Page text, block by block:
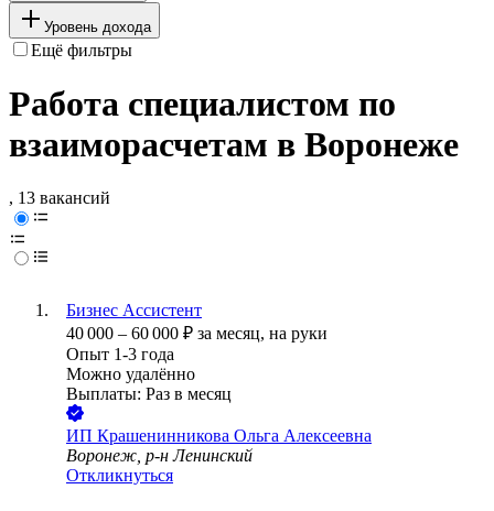
Уровень дохода
Ещё фильтры
Работа специалистом по
взаиморасчетам в Воронеже
, 13 вакансий
Бизнес Ассистент
40 000 – 60 000 ₽ за месяц, на руки
Опыт 1-3 года
Можно удалённо
Выплаты: Раз в месяц
ИП Крашенинникова Ольга Алексеевна
Воронеж, р-н Ленинский
Откликнуться